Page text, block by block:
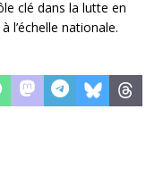
clé dans la lutte en
l’échelle nationale.